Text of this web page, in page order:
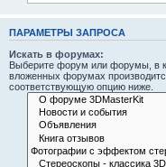
ПАРАМЕТРЫ ЗАПРОСА
Искать в форумах:
Выберите форум или форумы, в
вложенных форумах
соответствующую опцию ниже.